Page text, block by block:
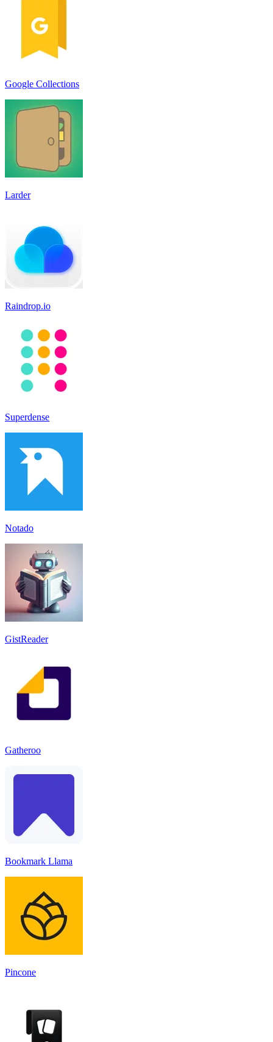
Google Collections
Larder
Raindrop.io
Superdense
Notado
GistReader
Gatheroo
Bookmark Llama
Pincone